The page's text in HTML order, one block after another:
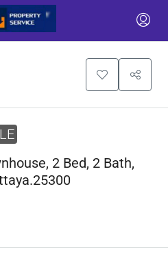
2 Bed, 2 Bath,